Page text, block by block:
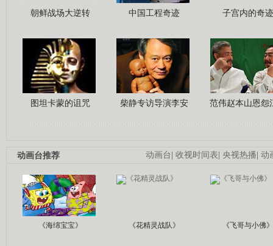
朝鲜战场大逆转 中国工程奇迹 子宫内的奇迹
图坦卡蒙的诅咒 柴静专访导演李安 范伟赵本山恩怨
动画台 收视时间表 央视热播 动
动画台推荐
《海绵宝宝》 《花精灵战队》 《飞哥与小佛》